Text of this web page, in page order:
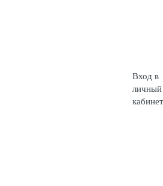
Вход в
личный
кабинет